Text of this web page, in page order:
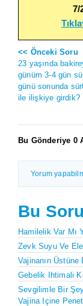
7/
<< Önceki Soru
23 yaşında
günüm 3-4 gün
günü sonunda
ile ilişkiye girdik?
Bu Gönderiye 0
Yorum
Bu
Hamilelik Var Mı
Zevk Suyu Ve
Vajinanın Üstüne
Gebelik Ihtimali
Sevgilimle Bir
Vajina Içine